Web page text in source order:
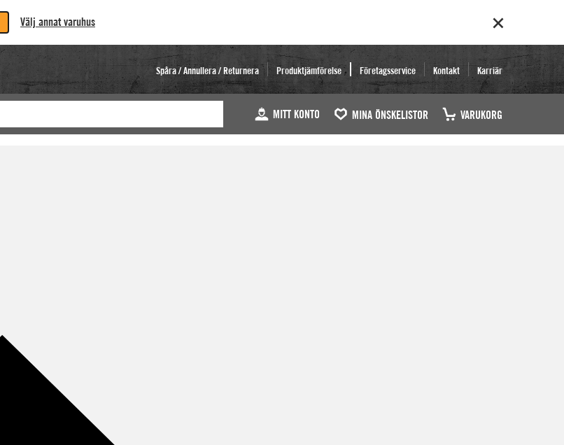
Välj annat varuhus
Spåra / Annullera / Returnera Produktjämförelse Företagsservice Kontakt Karriär
MITT KONTO MINA ÖNSKELISTOR VARUKORG